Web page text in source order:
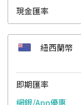
紐西蘭幣